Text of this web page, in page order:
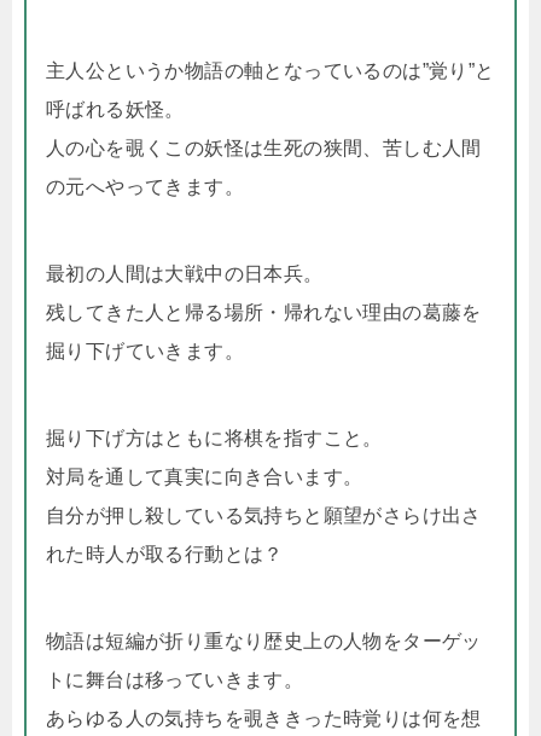
主人公というか物語の軸となっているのは”覚り”と
呼ばれる妖怪。
人の心を覗くこの妖怪は生死の狭間、苦しむ人間
の元へやってきます。
最初の人間は大戦中の日本兵。
残してきた人と帰る場所・帰れない理由の葛藤を
掘り下げていきます。
掘り下げ方はともに将棋を指すこと。
対局を通して真実に向き合います。
自分が押し殺している気持ちと願望がさらけ出さ
れた時人が取る行動とは？
物語は短編が折り重なり歴史上の人物をターゲッ
トに舞台は移っていきます。
あらゆる人の気持ちを覗ききった時覚りは何を想